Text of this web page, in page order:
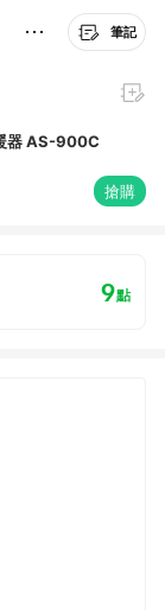
筆記
器 AS-900C
搶購
9點